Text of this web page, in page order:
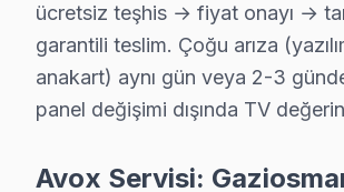
↑ Avox Servis Ana Sayfası
↑ Gaziosmanpaşa TV Servis Merkezi
ücretsiz teşhis → fiyat onayı →
garantili teslim. Çoğu arıza
anakart) aynı gün veya 2-3
panel değişimi dışında TV
Avox Servisi: